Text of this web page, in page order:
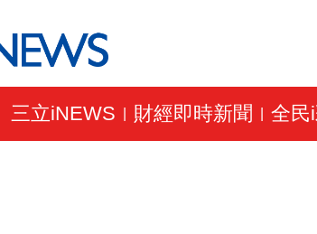
三立iNEWS 財經即時新聞 全民